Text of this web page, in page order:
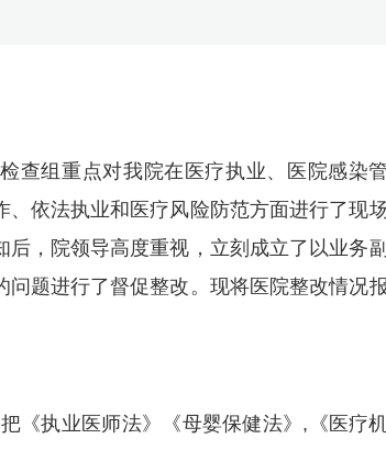
查组重点对我院在医疗执业、医院感染管
依法执业和医疗风险防范方面进行了现
，院领导高度重视，立刻成立了以业务副
题进行了督促整改。现将医院整改情况
《执业医师法》《母婴保健法》,《医疗